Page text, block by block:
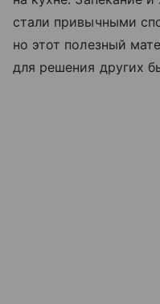
стали привычными
но этот полезный
для решения других